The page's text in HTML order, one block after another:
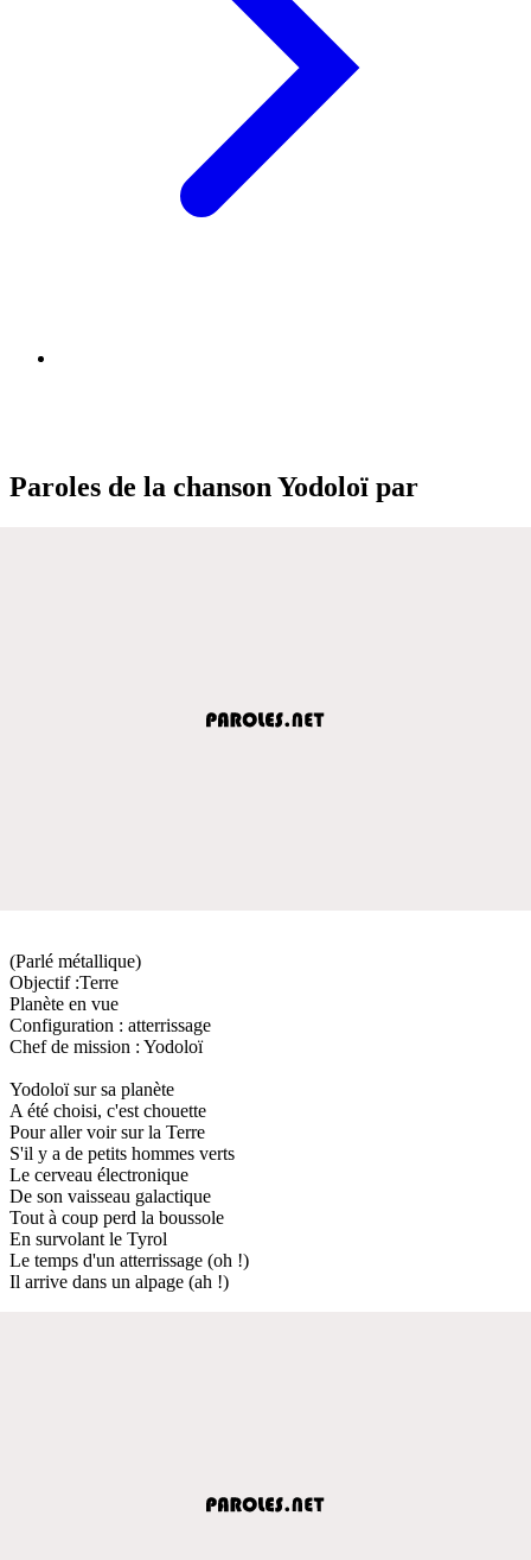
Paroles de la chanson Yodoloï par
(Parlé métallique)
Objectif :Terre
Planète en vue
Configuration : atterrissage
Chef de mission : Yodoloï
Yodoloï sur sa planète
A été choisi, c'est chouette
Pour aller voir sur la Terre
S'il y a de petits hommes verts
Le cerveau électronique
De son vaisseau galactique
Tout à coup perd la boussole
En survolant le Tyrol
Le temps d'un atterrissage (oh !)
Il arrive dans un alpage (ah !)